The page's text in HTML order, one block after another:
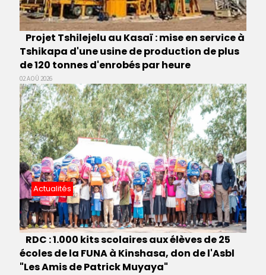
Projet Tshilejelu au Kasaï : mise en service à
Tshikapa d'une usine de production de plus
de 120 tonnes d'enrobés par heure
02 AOÛ 2026
Actualités
RDC : 1.000 kits scolaires aux élèves de 25
écoles de la FUNA à Kinshasa, don de l'Asbl
"Les Amis de Patrick Muyaya"